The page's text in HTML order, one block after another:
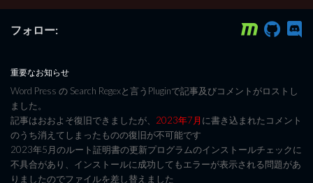
フォロー:
重要なお知らせ
Word Press の Search Regexと言うPluginで記事及びコメントがロストし
ました。
記事はおおよそ復旧できましたが、 2023年7月に書き込まれたコメント
のうち消えてしまったものの復旧が不可能です
2023年5月のルート証明書の更新プログラムのインストールチェックに
不具合があり、インストールに成功してもエラーが表示される問題があ
りましたのでファイルを差し替えました